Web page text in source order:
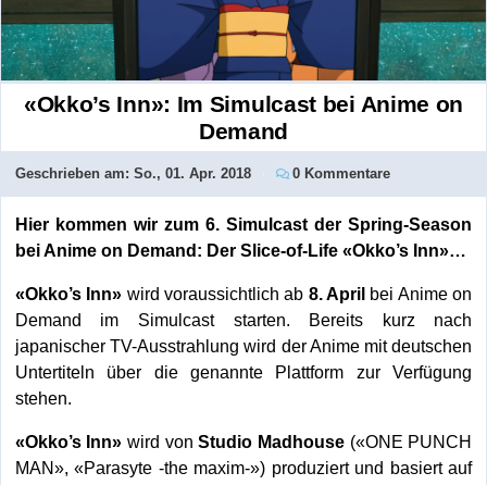
«Okko’s Inn»: Im Simulcast bei Anime on
Demand
Geschrieben am: So., 01. Apr. 2018 0 Kommentare
Hier kommen wir zum 6. Simulcast der Spring-Season
bei Anime on Demand: Der Slice-of-Life «Okko’s Inn»…
«Okko’s Inn» wird voraussichtlich ab 8. April bei Anime on
Demand im Simulcast starten. Bereits kurz nach
japanischer TV-Ausstrahlung wird der Anime mit deutschen
Untertiteln über die genannte Plattform zur Verfügung
stehen.
«Okko’s Inn»wird vonStudio Madhouse(«ONE PUNCH
MAN», «Parasyte -the maxim-») produziert und basiert auf